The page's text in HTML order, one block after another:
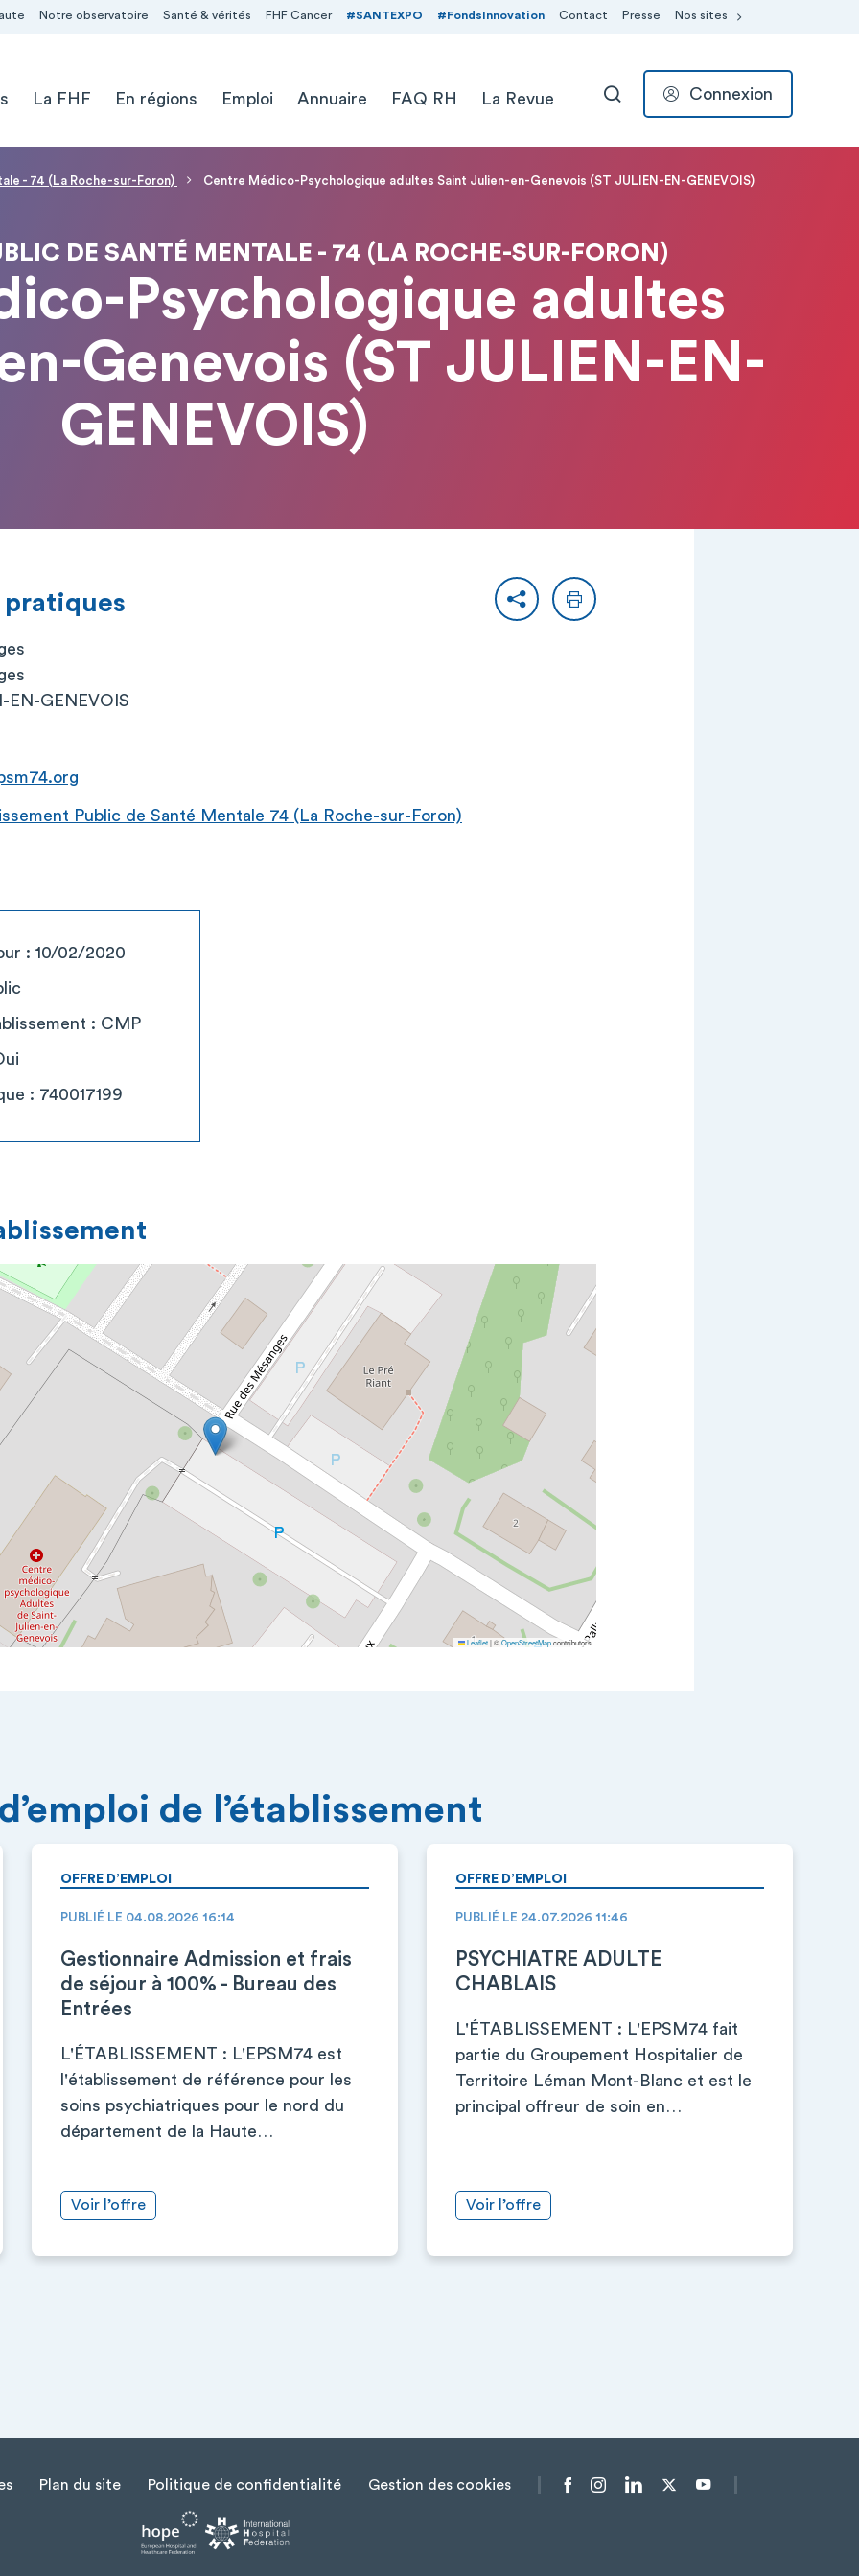
Notre observatoire Santé & vérités FHF Cancer #SANTEXPO #FondsInnovation Contact Presse Nos sites
La FHF En régions Emploi Annuaire FAQ RH La Revue RECHERCHER
Connexion
- 74 (La Roche-sur-Foron) Centre Médico-Psychologique adultes Saint Julien-en-Genevois (ST JULIEN-EN-GENEVOIS)
DE SANTÉ MENTALE - 74 (LA ROCHE-SUR-FORON)
Psychologique adultes
Genevois (ST JULIEN-EN-
GENEVOIS)
PartagerImprimer
EN-GENEVOIS
Public de Santé Mentale 74 (La Roche-sur-Foron)
: 10/02/2020
: CMP
: 740017199
Leaflet|©OpenStreetMapcontributors
de l’établissement
OFFRE D’EMPLOI
PUBLIÉ LE 04.08.2026 16:14
Gestionnaire Admission et frais
de séjour à 100% - Bureau des
Entrées
L'ÉTABLISSEMENT : L'EPSM74 est
l'établissement de référence pour les
soins psychiatriques pour le nord du
département de la Haute…
Voir l’offre
OFFRE D’EMPLOI
PUBLIÉ LE 24.07.2026 11:46
PSYCHIATRE ADULTE
CHABLAIS
L'ÉTABLISSEMENT : L'EPSM74 fait
partie du Groupement Hospitalier de
Territoire Léman Mont-Blanc et est le
principal offreur de soin en…
Voir l’offre
Plan du site Politique de confidentialité Gestion des cookies
Menu liens sociaux